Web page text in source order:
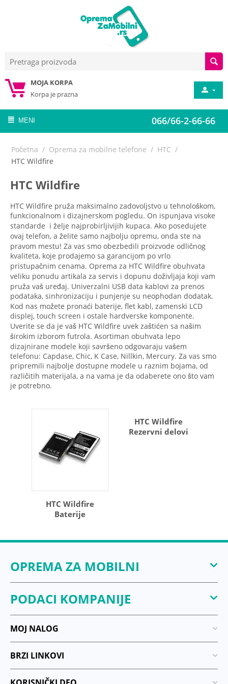
MOJA KORPA
Korpa je prazna
066/66-2-66-66
MENI
Početna / Oprema za mobilne telefone / HTC /
HTC Wildfire
HTC Wildfire
HTC Wildfire pruža maksimalno zadovoljstvo u tehnološkom,
funkcionalnom i dizajnerskom pogledu. On ispunjava visoke
standarde i želje najprobirljivijih kupaca. Ako posedujete
ovaj telefon, a želite samo najbolju opremu, onda ste na
pravom mestu! Za vas smo obezbedili proizvode odličnog
kvaliteta, koje prodajemo sa garancijom po vrlo
pristupačnim cenama. Oprema za HTC Wildfire obuhvata
veliku ponudu artikala za servis i dopunu doživljaja koji vam
pruža vaš uređaj. Univerzalni USB data kablovi za prenos
podataka, sinhronizaciju i punjenje su neophodan dodatak.
Kod nas možete pronaći baterije, flet kabl, zamenski LCD
displej, touch screen i ostale hardverske komponente.
Uverite se da je vaš HTC Wildfire uvek zaštićen sa našim
širokim izborom futrola. Asortiman obuhvata lepo
dizajnirane modele koji savršeno odgovaraju vašem
telefonu: Capdase, Chic, K Case, Nillkin, Mercury. Za vas smo
pripremili najbolje dostupne modele u raznim bojama, od
različitih materijala, a na vama je da odaberete ono što vam
je potrebno.
HTC Wildfire
Baterije
HTC Wildfire
Rezervni delovi
OPREMA ZA MOBILNI
PODACI KOMPANIJE
MOJ NALOG
BRZI LINKOVI